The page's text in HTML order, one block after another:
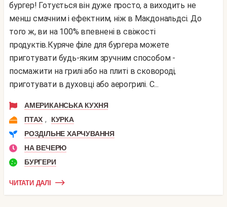
бургер! Готується він дуже просто, а виходить не
менш смачним і ефектним, ніж в Макдональдсі. До
того ж, ви на 100% впевнені в свіжості
продуктів.Куряче філе для бургера можете
приготувати будь-яким зручним способом -
посмажити на грилі або на плиті в сковороді,
приготувати в духовці або аерогрилі. С...
АМЕРИКАНСЬКА КУХНЯ
ПТАХ ,
КУРКА
РОЗДІЛЬНЕ ХАРЧУВАННЯ
НА ВЕЧЕРЮ
БУРГЕРИ
ЧИТАТИ ДАЛІ